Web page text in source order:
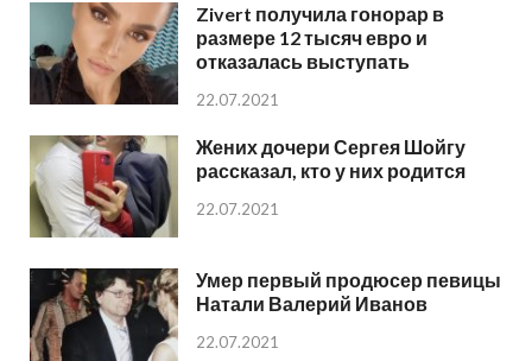
Zivert получила гонорар в
размере 12 тысяч евро и
отказалась выступать
22.07.2021
Жених дочери Сергея Шойгу
рассказал, кто у них родится
22.07.2021
Умер первый продюсер певицы
Натали Валерий Иванов
22.07.2021